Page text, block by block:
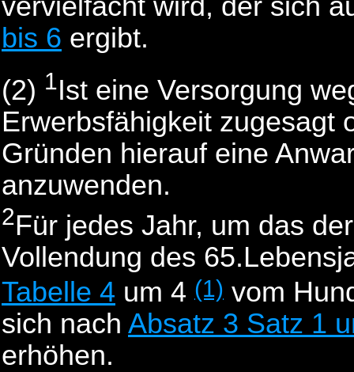
vervielfacht wird, der sich
bis 6 ergibt.
(2) 1Ist eine Versorgung
Erwerbsfähigkeit zugesagt
Gründen hierauf eine
anzuwenden.
2Für jedes Jahr, um das
Vollendung des
Tabelle 4 um 4 (1) vom
sich nach Absatz 3 Satz 1
erhöhen.